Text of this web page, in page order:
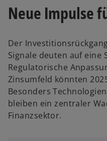
Neue Impulse
Der
Signale deuten auf eine
Regulatorische
Zinsumfeld könnten
Besonders
bleiben ein zentraler
Finanzsektor.